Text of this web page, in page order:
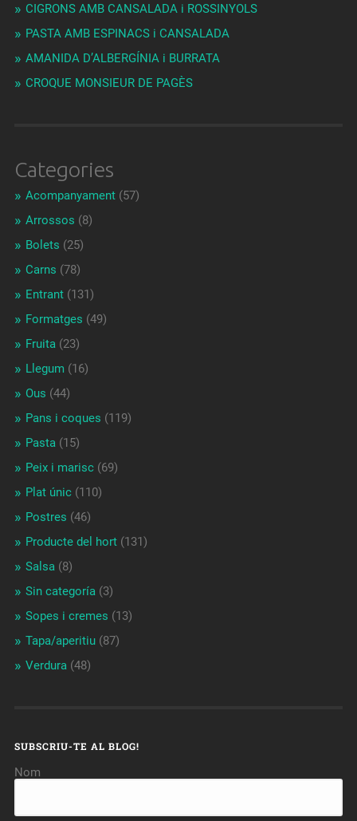
CIGRONS AMB CANSALADA i ROSSINYOLS
PASTA AMB ESPINACS i CANSALADA
AMANIDA D’ALBERGÍNIA i BURRATA
CROQUE MONSIEUR DE PAGÈS
Categories
Acompanyament(57)
Arrossos (8)
Bolets (25)
Carns (78)
Entrant(131)
Formatges (49)
Fruita (23)
Llegum (16)
Ous (44)
Pans i coques (119)
Pasta (15)
Peix i marisc(69)
Plat únic(110)
Postres (46)
Producte del hort(131)
Salsa (8)
Sin categoría (3)
Sopes i cremes (13)
Tapa/aperitiu(87)
Verdura (48)
SUBSCRIU-TE AL BLOG!
Nom